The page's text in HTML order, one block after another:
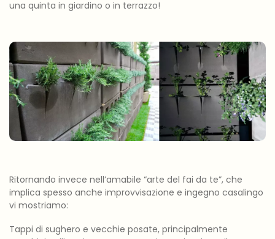
una quinta in giardino o in terrazzo!
Ritornando invece nell’amabile “arte del fai da te”, che
implica spesso anche improvvisazione e ingegno casalingo
vi mostriamo:
Tappi di sughero e vecchie posate, principalmente